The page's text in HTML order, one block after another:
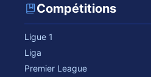
Compétitions
Ligue 1
Liga
Premier League